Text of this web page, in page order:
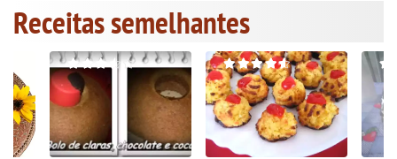
Receitas semelhantes